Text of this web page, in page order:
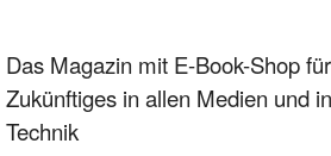
Das Magazin mit E-Book-Shop
Zukünftiges in allen Medien und
Technik